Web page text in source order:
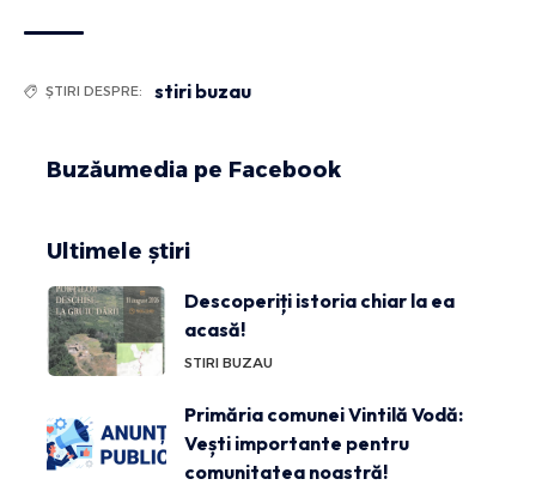
ȘTIRI DESPRE: stiri buzau
Buzăumedia pe Facebook
Ultimele știri
Descoperiți istoria chiar la ea
acasă!
STIRI BUZAU
Primăria comunei Vintilă Vodă:
Vești importante pentru
comunitatea noastră!